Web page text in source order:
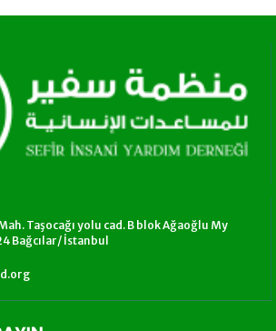
Taşocağı yolu cad. B blok Ağaoğlu My
Bağcılar/ İstanbul